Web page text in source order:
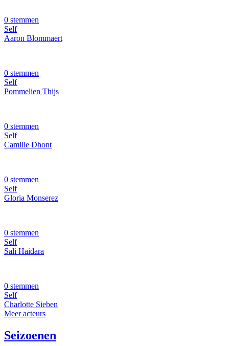
0 stemmen
Self
Aaron Blommaert
0 stemmen
Self
Pommelien Thijs
0 stemmen
Self
Camille Dhont
0 stemmen
Self
Gloria Monserez
0 stemmen
Self
Sali Haidara
0 stemmen
Self
Charlotte Sieben
Meer acteurs
Seizoenen